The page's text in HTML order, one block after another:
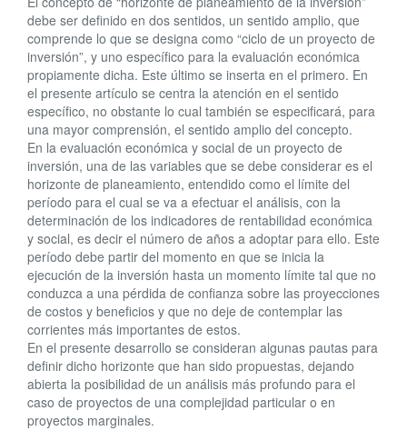
debe ser definido en dos sentidos, un sentido amplio, que
comprende lo que se designa como “ciclo de un proyecto de
inversión”, y uno específico para la evaluación económica
propiamente dicha. Este último se inserta en el primero. En
el presente artículo se centra la atención en el sentido
específico, no obstante lo cual también se especificará, para
una mayor comprensión, el sentido amplio del concepto.
En la evaluación económica y social de un proyecto de
inversión, una de las variables que se debe considerar es el
horizonte de planeamiento, entendido como el límite del
período para el cual se va a efectuar el análisis, con la
determinación de los indicadores de rentabilidad económica
y social, es decir el número de años a adoptar para ello. Este
período debe partir del momento en que se inicia la
ejecución de la inversión hasta un momento límite tal que no
conduzca a una pérdida de confianza sobre las proyecciones
de costos y beneficios y que no deje de contemplar las
corrientes más importantes de estos.
En el presente desarrollo se consideran algunas pautas para
definir dicho horizonte que han sido propuestas, dejando
abierta la posibilidad de un análisis más profundo para el
caso de proyectos de una complejidad particular o en
proyectos marginales.